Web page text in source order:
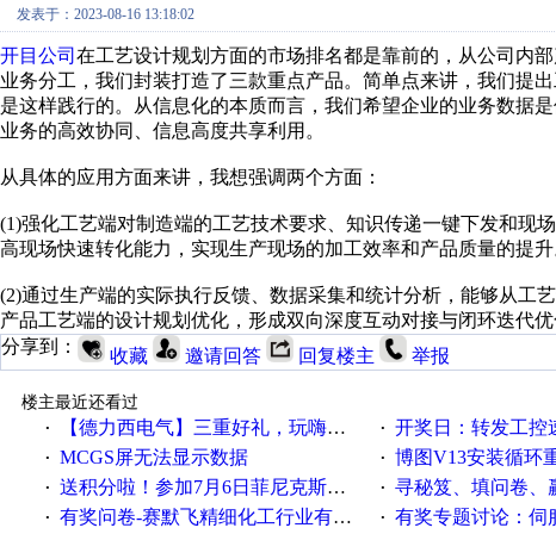
发表于：2023-08-16 13:18:02
开目公司 在工艺设计规划方面的市场排名都是靠前的，从公司内
业务分工，我们封装打造了三款重点产品。简单点来讲，我们提
是这样践行的。从信息化的本质而言，我们希望企业的业务数据
业务的高效协同、信息高度共享利用。
从具体的应用方面来讲，我想强调两个方面：
(1)强化工艺端对制造端的工艺技术要求、知识传递一键下发和现
高现场快速转化能力，实现生产现场的加工效率和产品质量的提升
(2)通过生产端的实际执行反馈、数据采集和统计分析，能够从工
产品工艺端的设计规划优化，形成双向深度互动对接与闭环迭代优
分享到：
收藏 邀请回答 回复楼主 举报
楼主最近还看过
·
【德力西电气】三重好礼，玩嗨夏日！ · 开奖日：转发工控速派微刊
· MCGS屏无法显示数据 · 博图V13安装循环重启，删
· 送积分啦！参加7月6日菲尼克斯在线研讨会即得 · 寻秘笈、填问卷、
· 有奖问卷-赛默飞精细化工行业有奖调查来袭！ · 有奖专题讨论：伺服选择的“